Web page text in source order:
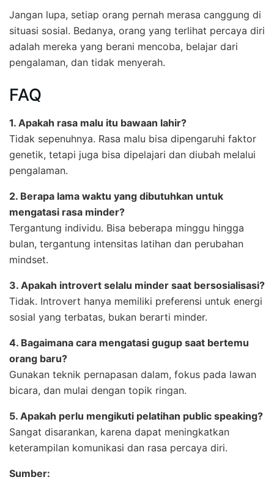
Jangan lupa, setiap orang pernah merasa canggung di
situasi sosial. Bedanya, orang yang terlihat percaya diri
adalah mereka yang berani mencoba, belajar dari
pengalaman, dan tidak menyerah.
FAQ
1. Apakah rasa malu itu bawaan lahir?
Tidak sepenuhnya. Rasa malu bisa dipengaruhi faktor
genetik, tetapi juga bisa dipelajari dan diubah melalui
pengalaman.
2. Berapa lama waktu yang dibutuhkan untuk
mengatasi rasa minder?
Tergantung individu. Bisa beberapa minggu hingga
bulan, tergantung intensitas latihan dan perubahan
mindset.
3. Apakah introvert selalu minder saat bersosialisasi?
Tidak. Introvert hanya memiliki preferensi untuk energi
sosial yang terbatas, bukan berarti minder.
4. Bagaimana cara mengatasi gugup saat bertemu
orang baru?
Gunakan teknik pernapasan dalam, fokus pada lawan
bicara, dan mulai dengan topik ringan.
5. Apakah perlu mengikuti pelatihan public speaking?
Sangat disarankan, karena dapat meningkatkan
keterampilan komunikasi dan rasa percaya diri.
Sumber: